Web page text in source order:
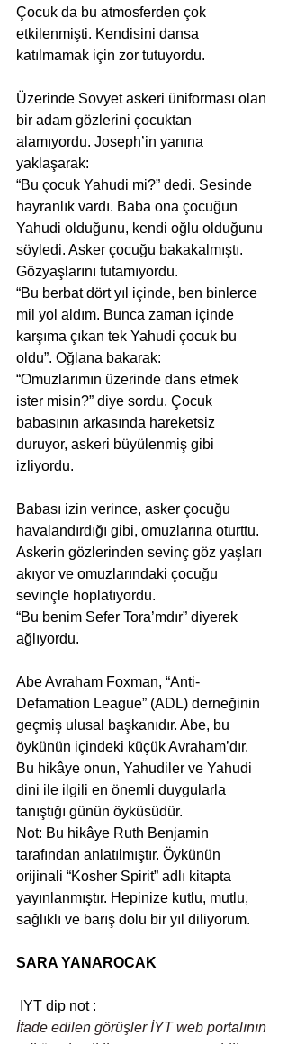
Çocuk da bu atmosferden çok
etkilenmişti. Kendisini dansa
katılmamak için zor tutuyordu.
Üzerinde Sovyet askeri üniforması olan
bir adam gözlerini çocuktan
alamıyordu. Joseph’in yanına
yaklaşarak:
“Bu çocuk Yahudi mi?” dedi. Sesinde
hayranlık vardı. Baba ona çocuğun
Yahudi olduğunu, kendi oğlu olduğunu
söyledi. Asker çocuğu bakakalmıştı.
Gözyaşlarını tutamıyordu.
“Bu berbat dört yıl içinde, ben binlerce
mil yol aldım. Bunca zaman içinde
karşıma çıkan tek Yahudi çocuk bu
oldu”. Oğlana bakarak:
“Omuzlarımın üzerinde dans etmek
ister misin?” diye sordu. Çocuk
babasının arkasında hareketsiz
duruyor, askeri büyülenmiş gibi
izliyordu.
Babası izin verince, asker çocuğu
havalandırdığı gibi, omuzlarına oturttu.
Askerin gözlerinden sevinç göz yaşları
akıyor ve omuzlarındaki çocuğu
sevinçle hoplatıyordu.
“Bu benim Sefer Tora’mdır” diyerek
ağlıyordu.
Abe Avraham Foxman, “Anti-
Defamation League” (ADL) derneğinin
geçmiş ulusal başkanıdır. Abe, bu
öykünün içindeki küçük Avraham’dır.
Bu hikâye onun, Yahudiler ve Yahudi
dini ile ilgili en önemli duygularla
tanıştığı günün öyküsüdür.
Not: Bu hikâye Ruth Benjamin
tarafından anlatılmıştır. Öykünün
orijinali “Kosher Spirit” adlı kitapta
yayınlanmıştır. Hepinize kutlu, mutlu,
sağlıklı ve barış dolu bir yıl diliyorum.
SARA YANAROCAK
IYT dip not :
İfade edilen görüşler İYT web portalının